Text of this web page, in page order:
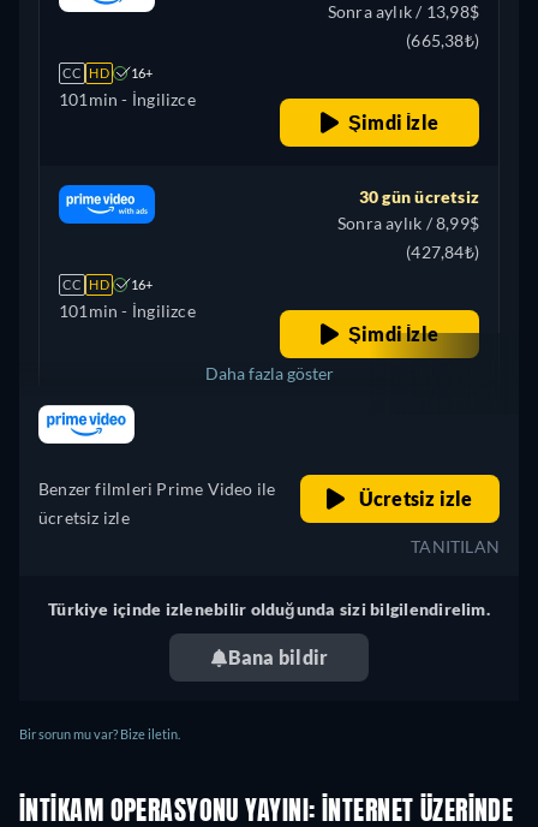
CC HD 16+
101min - İngilizce
Sonra aylık / 13,98$
(665,38₺)
Şimdi İzle
CC HD 16+
101min - İngilizce
30 gün ücretsiz
Sonra aylık / 8,99$
(427,84₺)
Şimdi İzle
Brezilya
Daha fazla göster
Benzer filmleri Prime Video ile
ücretsiz izle
Ücretsiz izle
TANITILAN
Türkiye içinde izlenebilir olduğunda sizi bilgilendirelim.
Bana bildir
Bir sorun mu var? Bize iletin.
İNTIKAM OPERASYONU YAYINI: İNTERNET ÜZERINDE